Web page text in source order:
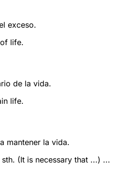
exceso.
life.
de la vida.
life.
mantener la vida.
(It is necessary that ...) ...